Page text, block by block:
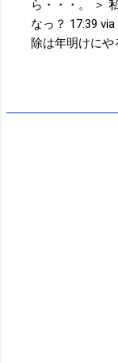
ら・・・。 ＞
なっ？ 17:39
除は年明けにや
腰にES-530。